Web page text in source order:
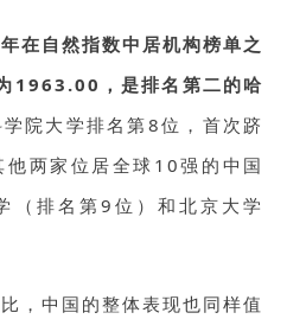
在自然指数中居机构榜单之
1963.00，是排名第二的哈
院大学排名第8位，首次跻
两家位居全球10强的中国
（排名第9位）和北京大学
，中国的整体表现也同样值